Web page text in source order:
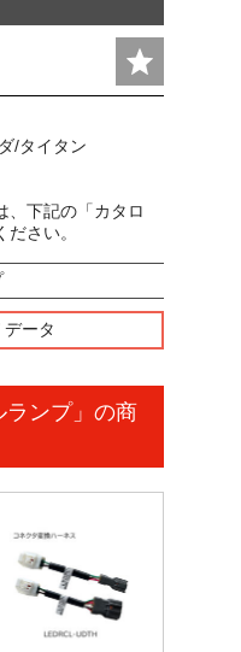
/タイタン
、下記の「カタロ
さい。
ータ
ランプ」の商